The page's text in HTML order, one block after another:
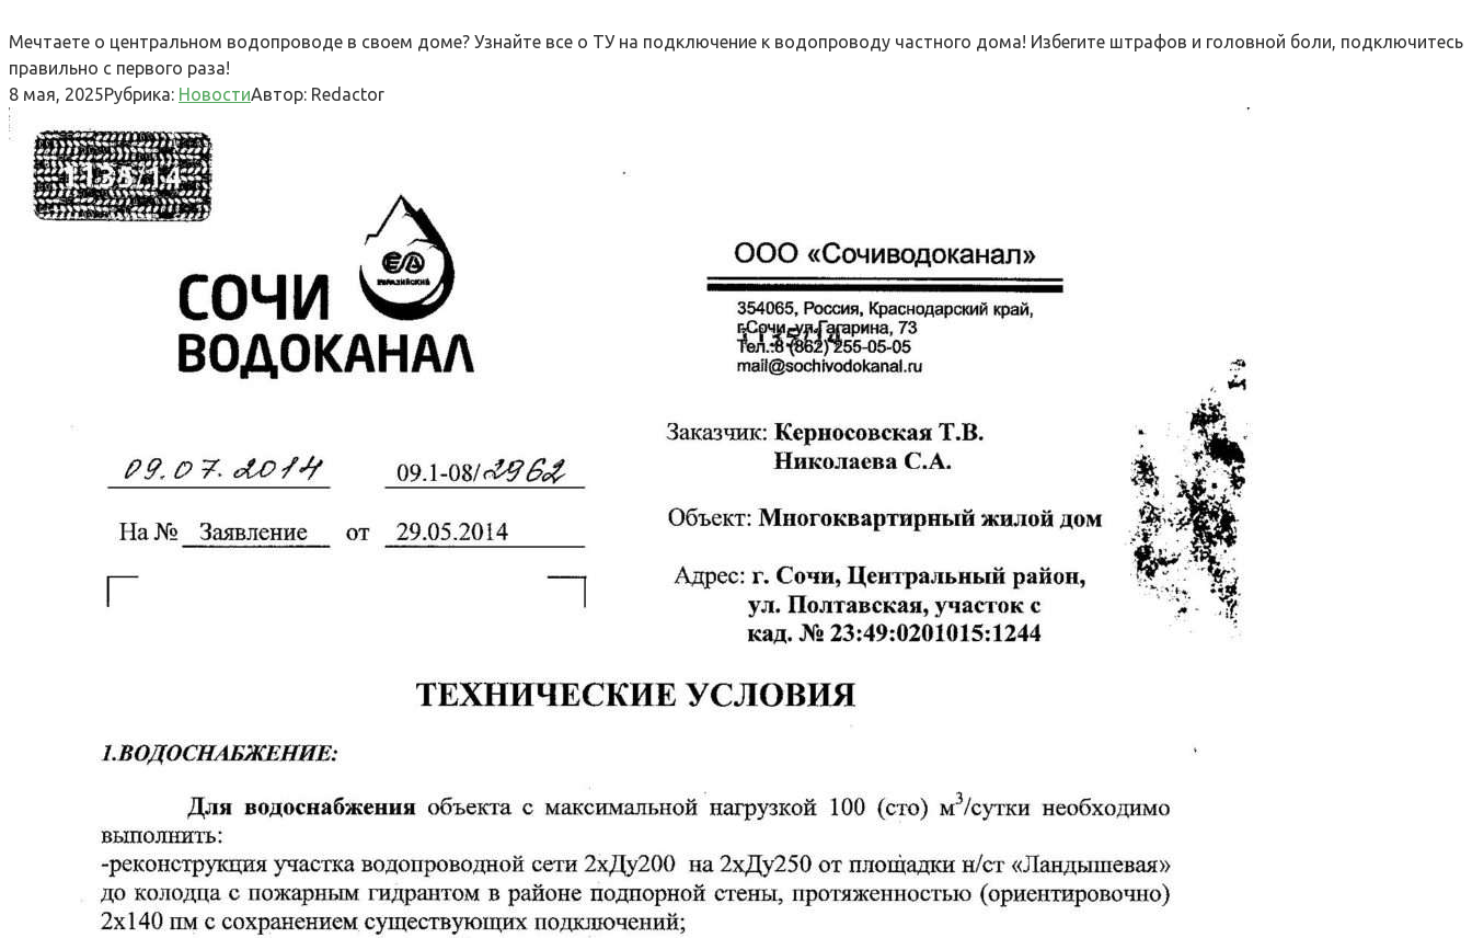
Мечтаете о центральном водопроводе в своем доме? Узнайте все о ТУ на подключение к водопроводу частного дома! Избегите штрафов и головной боли, подключитесь
правильно с первого раза!
8 мая, 2025Рубрика: НовостиАвтор: Redactor